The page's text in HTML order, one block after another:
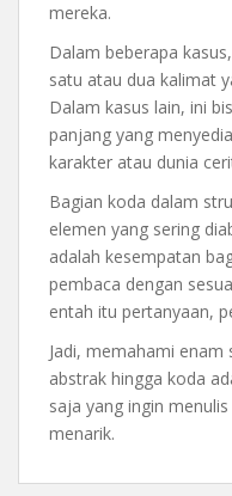
mereka.
Dalam beberapa
satu atau dua kalimat
Dalam kasus lain, ini
panjang yang
karakter atau dunia
Bagian koda dalam
elemen yang sering
adalah kesempatan
pembaca dengan
entah itu pertanyaan,
Jadi, memahami
abstrak hingga koda
saja yang ingin
menarik.